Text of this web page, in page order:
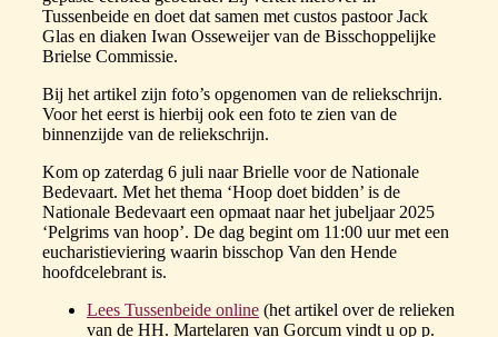
Tussenbeide en doet dat samen met custos pastoor Jack
Glas en diaken Iwan Osseweijer van de Bisschoppelijke
Brielse Commissie.
Bij het artikel zijn foto’s opgenomen van de reliekschrijn.
Voor het eerst is hierbij ook een foto te zien van de
binnenzijde van de reliekschrijn.
Kom op zaterdag 6 juli naar Brielle voor de Nationale
Bedevaart. Met het thema ‘Hoop doet bidden’ is de
Nationale Bedevaart een opmaat naar het jubeljaar 2025
‘Pelgrims van hoop’. De dag begint om 11:00 uur met een
eucharistieviering waarin bisschop Van den Hende
hoofdcelebrant is.
Lees Tussenbeide online(het artikel over de relieken
van de HH. Martelaren van Gorcum vindt u op p.